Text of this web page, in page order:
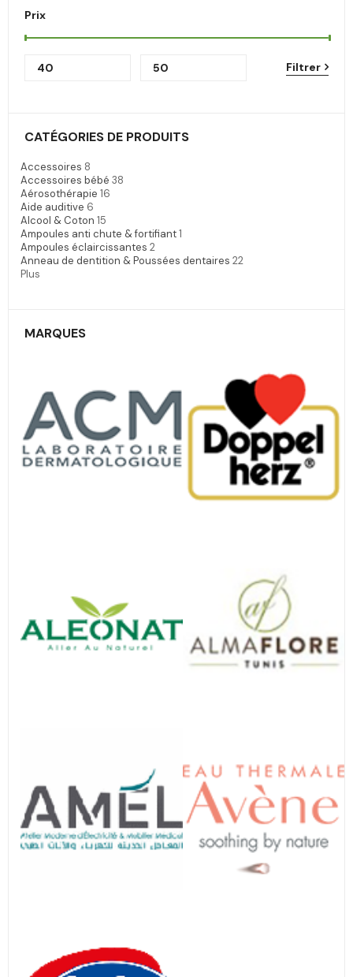
Prix
Filtrer
CATÉGORIES DE PRODUITS
Accessoires 8
Accessoires bébé 38
Aérosothérapie 16
Aide auditive 6
Alcool & Coton 15
Ampoules anti chute & fortifiant1
Ampoules éclaircissantes 2
Anneau de dentition & Poussées dentaires 22
Plus
MARQUES